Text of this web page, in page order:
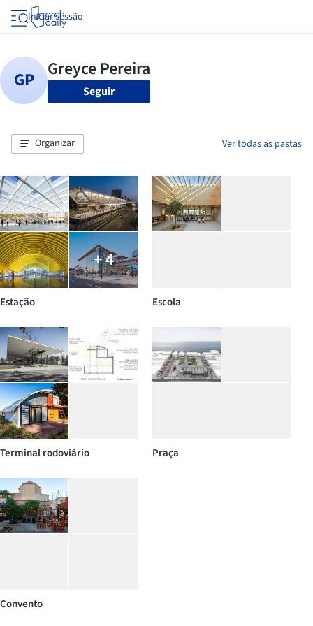
Iniciar sessão
Seguir
Organizar Ver todas as pastas
+ 4
Estação Escola
Terminal rodoviário Praça
Convento